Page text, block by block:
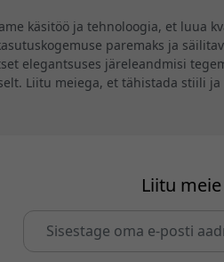
käsitöö ja tehnoloogia, et luua
paremaks ja
elegantsuses järeleandmisi
Liitu meiega, et tähistada stiili
Liitu